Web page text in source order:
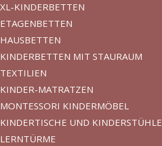
XL-KINDERBETTEN
ETAGENBETTEN
HAUSBETTEN
KINDERBETTEN MIT STAURAUM
TEXTILIEN
KINDER-MATRATZEN
MONTESSORI KINDERMÖBEL
KINDERTISCHE UND KINDERSTÜHLE
LERNTÜRME